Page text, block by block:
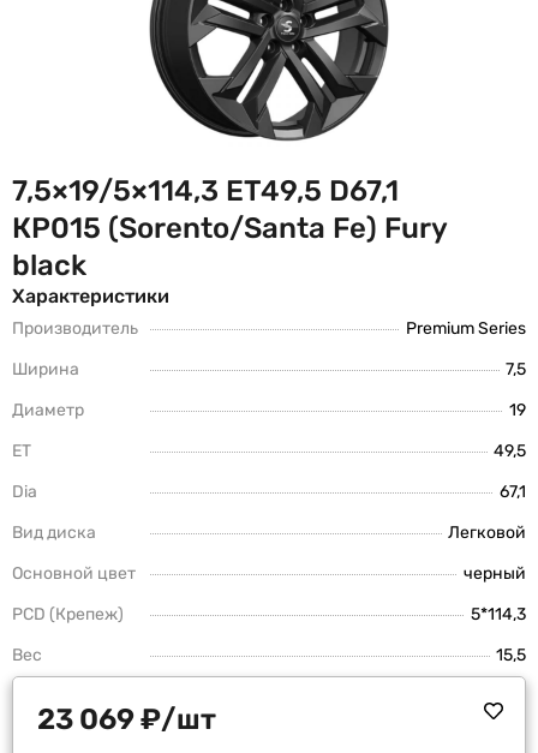
7,5×19/5×114,3 ET49,5 D67,1
КР015 (Sorento/Santa Fe) Fury
black
Характеристики
Производитель
Premium Series
Ширина
7,5
Диаметр
19
ET
49,5
Dia
67,1
Вид диска
Легковой
Основной цвет
черный
PCD (Крепеж)
5*114,3
Вес
15,5
23 069₽/шт